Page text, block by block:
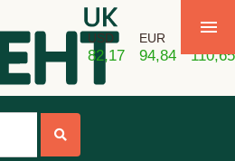
USD
82,17
EUR
94,84 110,65